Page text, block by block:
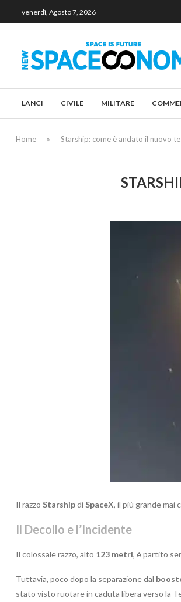
venerdì, Agosto 7, 2026
LANCI CIVILE MILITARE
Home » Starship: come è andato il nuovo
Il razzo Starshipdi SpaceX, il più grande mai
Il Decollo e l’Incidente
Il colossale razzo, alto 123 metri, è partito
Tuttavia, poco dopo la separazione dal
stato visto ruotare in caduta libera verso la